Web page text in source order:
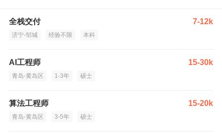
全栈交付 7-12k
济宁-邹城 经验不限 本科
AI工程师 15-30k
青岛-黄岛区 1-3年 硕士
算法工程师 15-20k
青岛-黄岛区 3-5年 硕士